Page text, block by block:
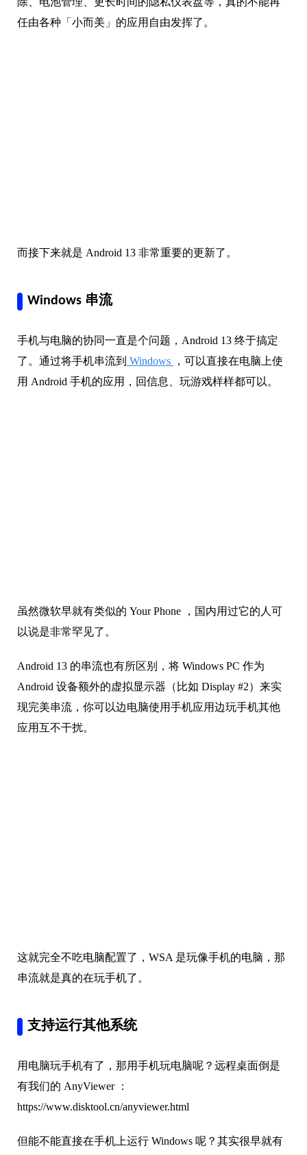
任由各种「小而美」的应用自由发挥了。
而接下来就是 Android 13 非常重要的更新了。
Windows 串流
手机与电脑的协同一直是个问题，Android 13 终于搞定
了。通过将手机串流到 Windows
，可以直接在电脑上使
用 Android 手机的应用，回信息、玩游戏样样都可以。
虽然微软早就有类似的 Your Phone ，国内用过它的人可
以说是非常罕见了。
Android 13 的串流也有所区别，将 Windows PC 作为
Android 设备额外的虚拟显示器（比如 Display #2）来实
现完美串流，你可以边电脑使用手机应用边玩手机其他
应用互不干扰。
这就完全不吃电脑配置了，WSA 是玩像手机的电脑，那
串流就是真的在玩手机了。
支持运行其他系统
用电脑玩手机有了，那用手机玩电脑呢？远程桌面倒是
有我们的 AnyViewer ：
https://www.disktool.cn/anyviewer.html
但能不能直接在手机上运行 Windows 呢？其实很早就有